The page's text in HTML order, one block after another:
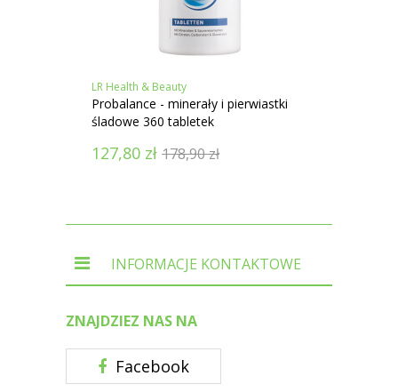
LR Health & Beauty
Probalance - minerały i pierwiastki
śladowe 360 tabletek
127,80 zł 178,90zł
INFORMACJE KONTAKTOWE
ZNAJDZIEZ NAS NA
Facebook